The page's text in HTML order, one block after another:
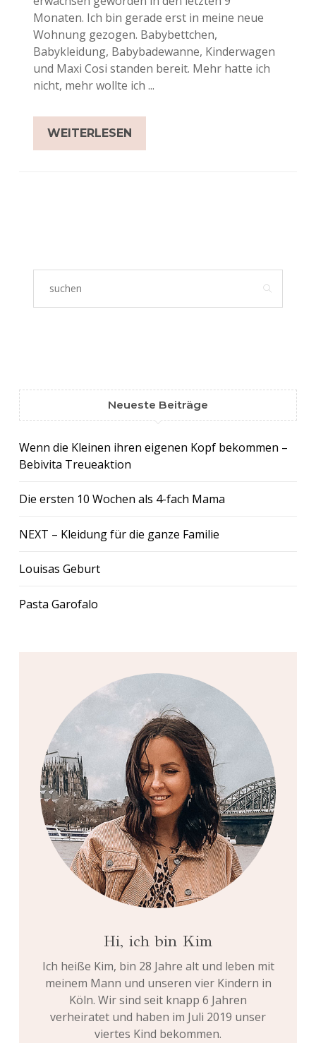
Monaten. Ich bin gerade erst in meine neue
Wohnung gezogen. Babybettchen,
Babykleidung, Babybadewanne, Kinderwagen
und Maxi Cosi standen bereit. Mehr hatte ich
nicht, mehr wollte ich ...
WEITERLESEN
Neueste Beiträge
Wenn die Kleinen ihren eigenen Kopf bekommen –
Bebivita Treueaktion
Die ersten 10 Wochen als 4-fach Mama
NEXT – Kleidung für die ganze Familie
Louisas Geburt
Pasta Garofalo
Hi, ich bin Kim
Ich heiße Kim, bin 28 Jahre alt und leben mit
meinem Mann und unseren vier Kindern in
Köln. Wir sind seit knapp 6 Jahren
verheiratet und haben im Juli 2019 unser
viertes Kind bekommen.